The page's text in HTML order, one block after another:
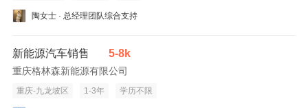
陶女士 · 总经理团队综合支持
新能源汽车销售 5-8k
重庆格林森新能源有限公司
重庆-九龙坡区 1-3年 学历不限